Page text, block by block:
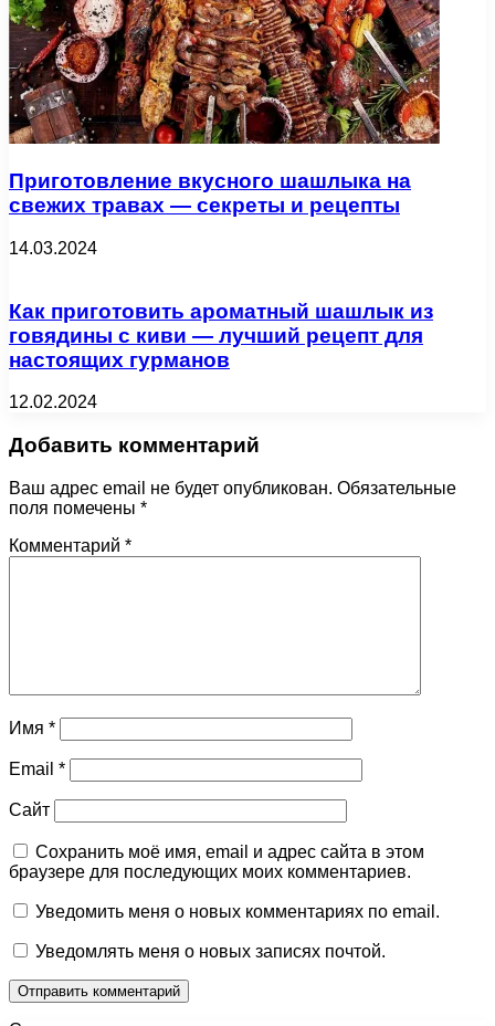
Приготовление вкусного шашлыка на
свежих травах — секреты и рецепты
14.03.2024
Как приготовить ароматный шашлык из
говядины с киви — лучший рецепт для
настоящих гурманов
12.02.2024
Добавить комментарий
Ваш адрес email не будет опубликован. Обязательные
поля помечены *
Комментарий *
Имя *
Email *
Сайт
Сохранить моё имя, email и адрес сайта в этом
браузере для последующих моих комментариев.
Уведомить меня о новых комментариях по email.
Уведомлять меня о новых записях почтой.